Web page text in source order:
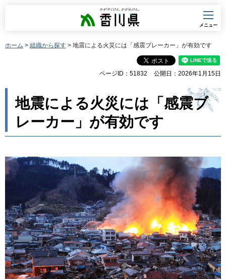
香川県
メニュー
ホーム > 組織から探す > 地震による火災には「感震ブレーカー」が有効です
ページID：51832 公開日：2026年1月15日
地震による火災には「感震ブ
レーカー」が有効です